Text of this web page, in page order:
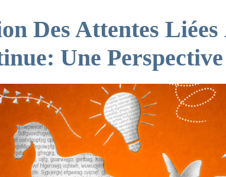
Des Attentes
Une